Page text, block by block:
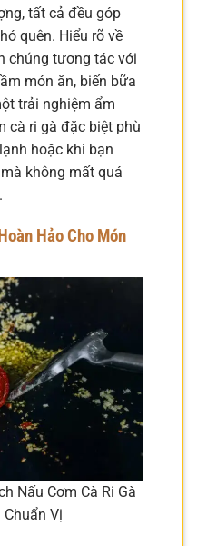
tất cả đều góp
quên. Hiểu rõ về
chúng tương tác với
món ăn, biến bữa
trải nghiệm ẩm
cà ri gà đặc biệt phù
hoặc khi bạn
không mất quá
Hảo Cho Món
Nấu Cơm Cà Ri Gà
Vị